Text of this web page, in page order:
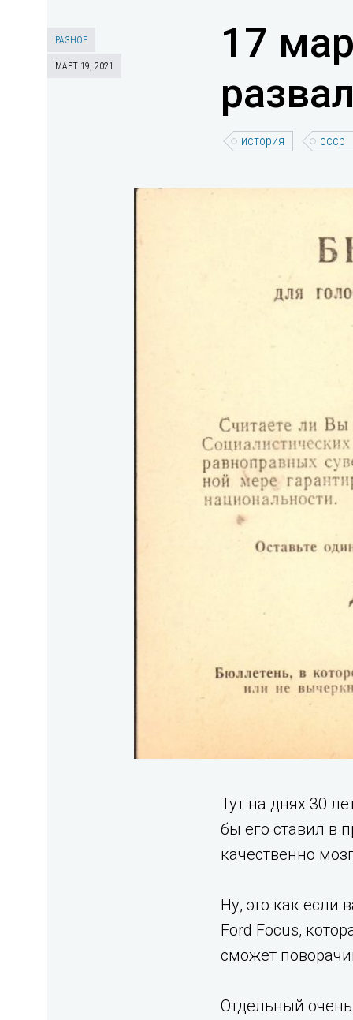
РАЗНОЕ
МАРТ 19, 2021
17
история ссср
Тут на днях 30
бы его ставил в
качественно
Ну, это как если
Ford Focus,
сможет
Отдельный